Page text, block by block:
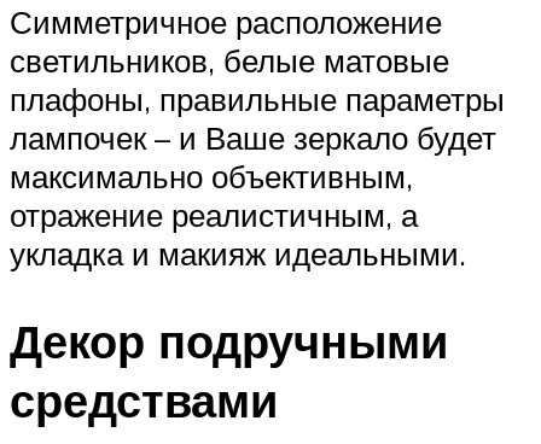
Симметричное расположение
светильников, белые матовые
плафоны, правильные параметры
лампочек – и Ваше зеркало будет
максимально объективным,
отражение реалистичным, а
укладка и макияж идеальными.
Декор подручными
средствами